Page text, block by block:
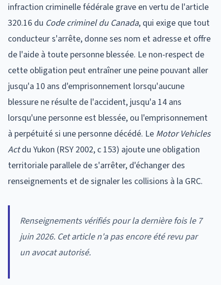
infraction criminelle fédérale grave en vertu de l'article
320.16 du Code criminel du Canada, qui exige que tout
conducteur s'arrête, donne ses nom et adresse et offre
de l'aide à toute personne blessée. Le non-respect de
cette obligation peut entraîner une peine pouvant aller
jusqu'a 10 ans d'emprisonnement lorsqu'aucune
blessure ne résulte de l'accident, jusqu'a 14 ans
lorsqu'une personne est blessée, ou l'emprisonnement
à perpétuité si une personne décédé. Le Motor Vehicles
Actdu Yukon (RSY 2002, c 153) ajoute une obligation
territoriale parallele de s'arrêter, d'échanger des
renseignements et de signaler les collisions à la GRC.
Renseignements vérifiés pour la dernière fois le 7
juin 2026. Cet article n'a pas encore été revu par
un avocat autorisé.